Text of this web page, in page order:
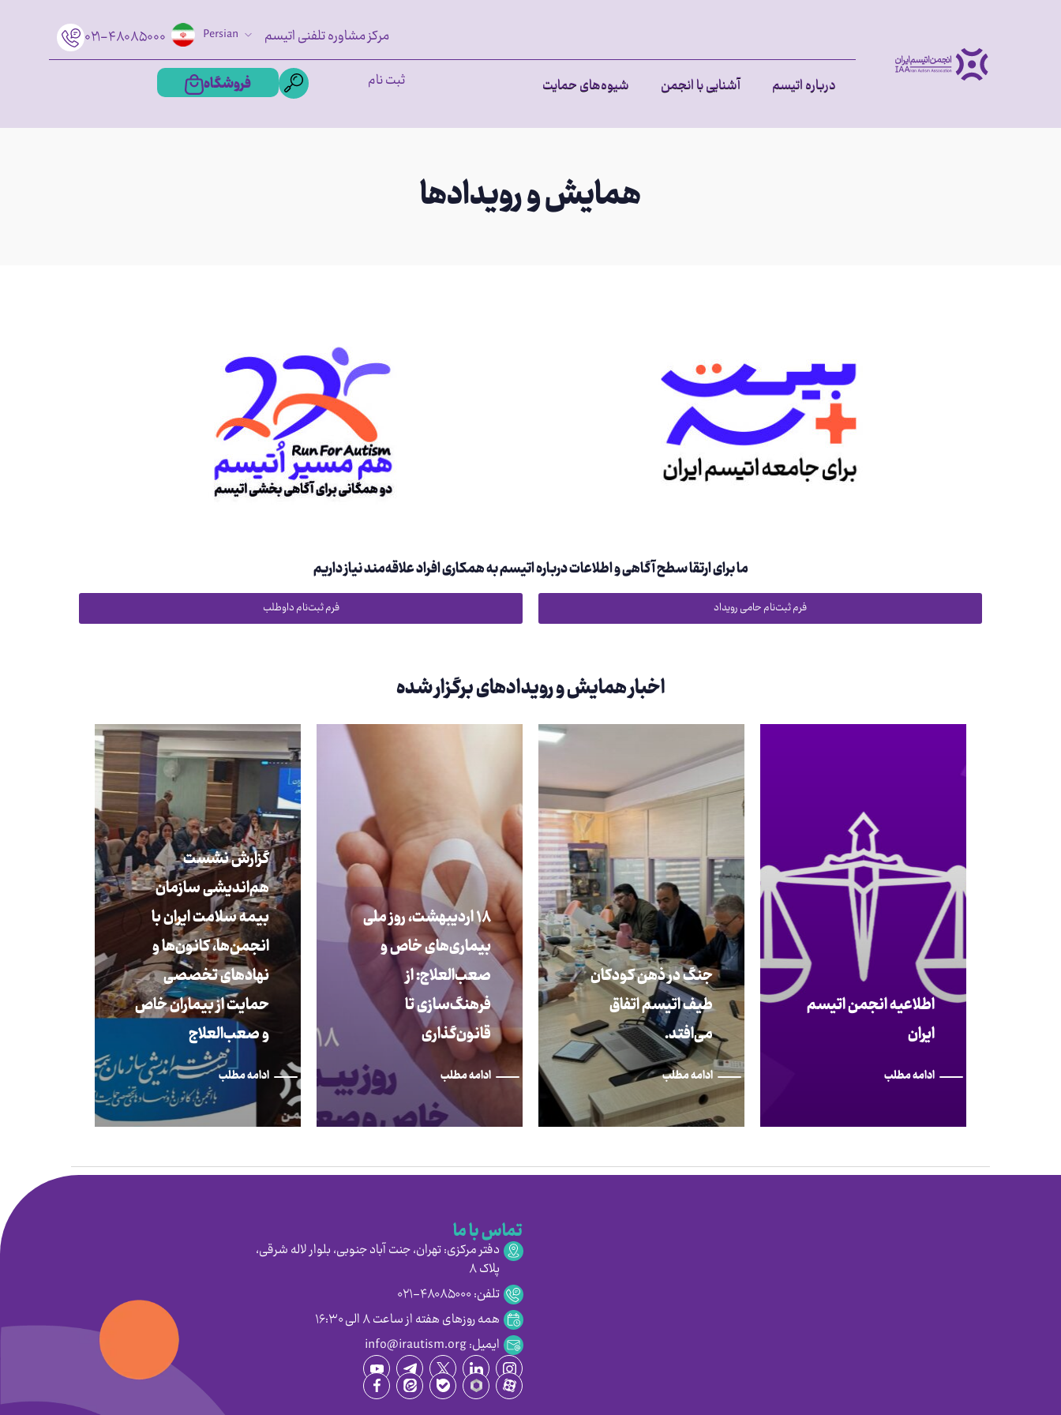
۰۲۱-۴۸۰۸۵۰۰۰ Persian مرکز مشاوره تلفنی اتیسم
درباره اتیسم آشنایی با انجمن شیوه‌های حمایت ثبت نام فروشگاه
همایش و رویدادها
ما برای ارتقا سطح آگاهی و اطلاعات درباره اتیسم به همکاری افراد علاقه‌مند نیاز داریم
فرم ثبت‌نام حامی رویداد فرم ثبت‌نام داوطلب
اخبار همایش و رویدادهای برگزار شده
گزارش نشست
هم‌‎اندیشی سازمان
بیمه سلامت ایران با
انجمن‏‌ها، کانون‎‌ها و
نهادهای تخصصی
حمایت از بیماران خاص
و صعب‎‌العلاج
ادامه مطلب
۱۸ اردیبهشت، روز ملی
بیماری‌‎های خاص و
صعب‌‎العلاج: از
فرهنگ‌‎سازی تا
قانون‌‎گذاری
ادامه مطلب
جنگ در ذهن کودکان
طیف اتیسم اتفاق
می‌افتد.
ادامه مطلب
اطلاعیه انجمن اتیسم
ایران
ادامه مطلب
تماس با ما
دفتر مرکزی: تهران، جنت آباد جنوبی، بلوار لاله شرقی،
پلاک ۸
تلفن: ۴۸۰۸۵۰۰۰-۰۲۱
همه روزهای هفته از ساعت ۸ الی ۱۶:۳۰
ایمیل: info@irautism.org